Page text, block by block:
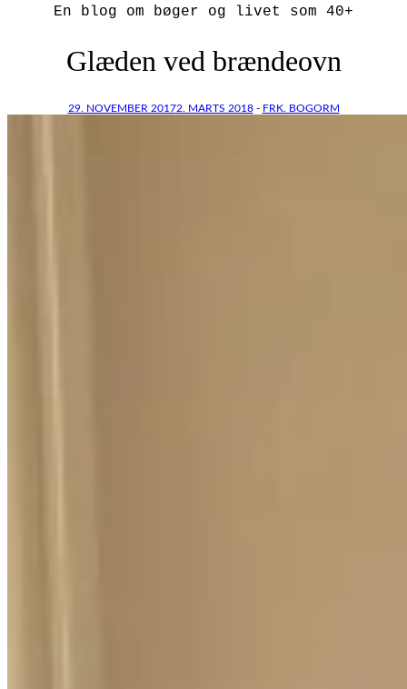
En blog om bøger og livet som 40+
Glæden ved brændeovn
29. NOVEMBER 20172. MARTS 2018- FRK. BOGORM